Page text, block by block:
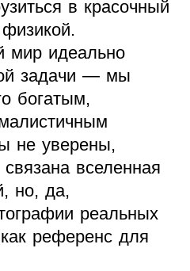
в красочный
мир идеально
задачи — мы
богатым,
не уверены,
вселенная
но, да,
реальных
референс для